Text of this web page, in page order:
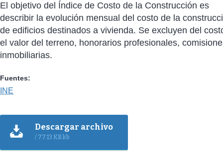
El objetivo del Índice de Costo de la Construcción es
describir la evolución mensual del costo de la
de edificios destinados a vivienda. Se excluyen del
el valor del terreno, honorarios profesionales,
inmobiliarias.
Fuentes:
INE
Descargar archivo
/ 77.13 KB kb